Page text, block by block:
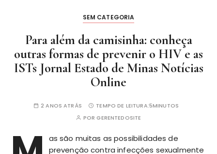
SEM CATEGORIA
Para além da camisinha: conheça
outras formas de prevenir o HIV e as
ISTs Jornal Estado de Minas Notícias
Online
2 ANOS ATRÁS TEMPO DE LEITURA:5MINUTOS
PORGERENTEDOSITE
as são muitas as possibilidades de
prevenção contra infecções sexualmente